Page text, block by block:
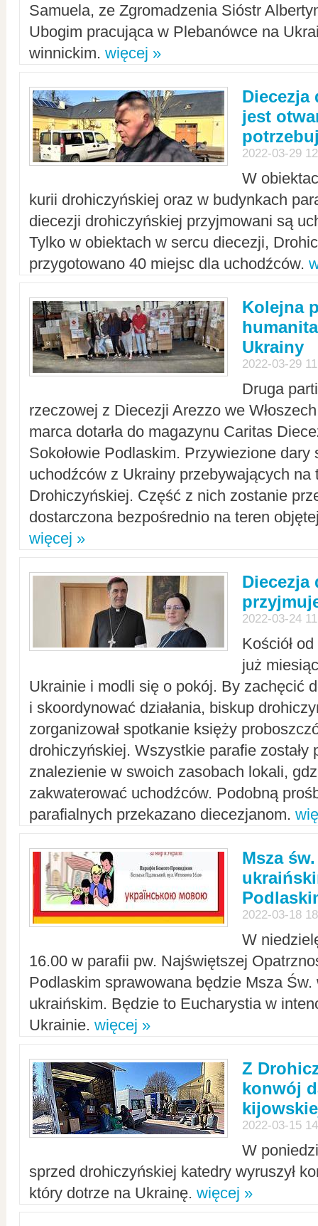
Samuela, ze Zgromadzenia Sióstr
Ubogim pracująca w Plebanówce na
winnickim. więcej »
Diecezja
jest
2022-03-29
W
kurii drohiczyńskiej oraz w budynkach
diecezji drohiczyńskiej przyjmowani są
Tylko w obiektach w sercu diecezji,
przygotowano 40 miejsc dla uchodźców.
Kolejna
Ukrainy
2022-03-29
Druga
rzeczowej z Diecezji Arezzo we
marca dotarła do magazynu Caritas
Sokołowie Podlaskim. Przywiezione dary
uchodźców z Ukrainy przebywających na
Drohiczyńskiej. Część z nich zostanie
dostarczona bezpośrednio na teren
więcej »
Diecezja
2022-03-24
Kościół
już
Ukrainie i modli się o pokój. By zachęcić
i skoordynować działania, biskup
zorganizował spotkanie księży
drohiczyńskiej. Wszystkie parafie zostały
znalezienie w swoich zasobach lokali,
zakwaterować uchodźców. Podobną
parafialnych przekazano diecezjanom.
Msza
2022-03-18
W
16.00 w parafii pw. Najświętszej
Podlaskim sprawowana będzie Msza Św.
ukraińskim. Będzie to Eucharystia w
Ukrainie. więcej »
Z
konwój
2022-03-15
W
sprzed drohiczyńskiej katedry wyruszył
który dotrze na Ukrainę. więcej »